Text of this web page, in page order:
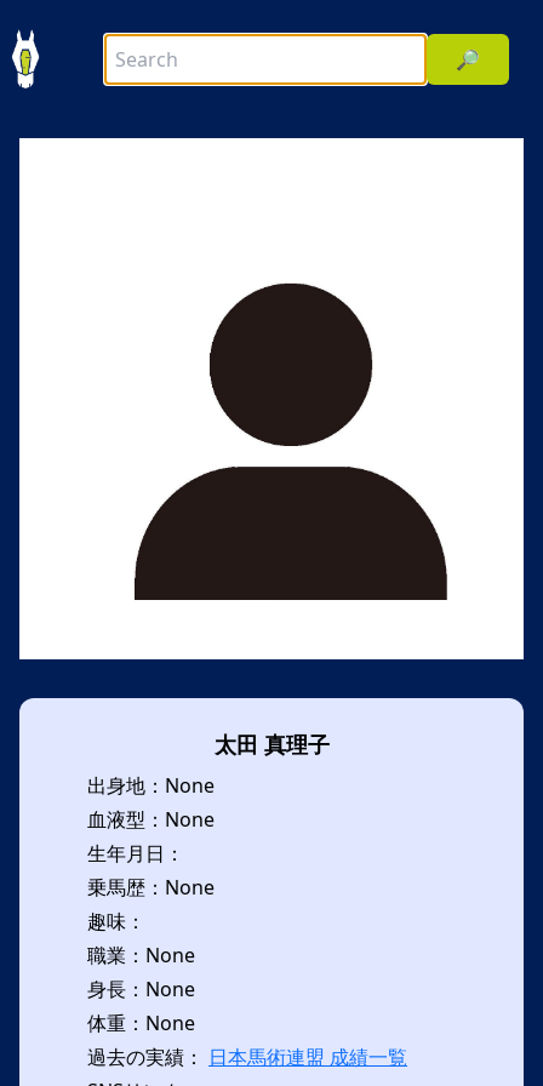
🔎
太田 真理子
出身地：None
血液型：None
生年月日：
乗馬歴：None
趣味：
職業：None
身長：None
体重：None
過去の実績： 日本馬術連盟 成績一覧